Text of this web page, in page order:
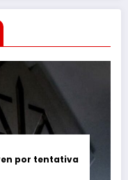
por tentativa